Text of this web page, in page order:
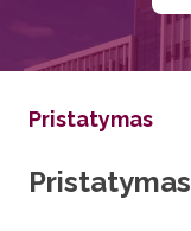
Pristatymas
Pristatymas